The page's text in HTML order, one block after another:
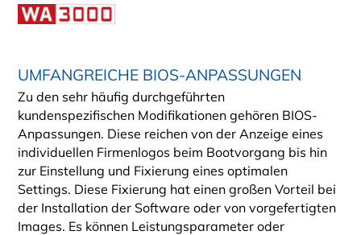
UMFANGREICHE BIOS-ANPASSUNGEN
Zu den sehr häufig durchgeführten
kundenspezifischen Modifikationen gehören BIOS-
Anpassungen. Diese reichen von der Anzeige eines
individuellen Firmenlogos beim Bootvorgang bis hin
zur Einstellung und Fixierung eines optimalen
Settings. Diese Fixierung hat einen großen Vorteil bei
der Installation der Software oder von vorgefertigten
Images. Es können Leistungsparameter oder